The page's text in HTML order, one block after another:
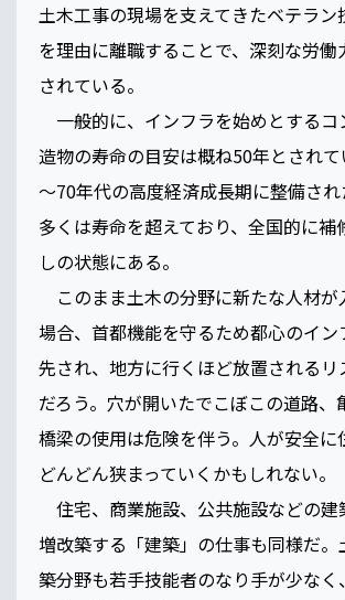
土木工事の現場を支えてきたベテラン
を理由に離職することで、深刻な労働
されている。
一般的に、インフラを始めとするコ
造物の寿命の目安は概ね50年とされ
～70年代の高度経済成長期に整備さ
多くは寿命を超えており、全国的に補
しの状態にある。
このまま土木の分野に新たな人材が
場合、首都機能を守るため都心のイン
先され、地方に行くほど放置されるリ
だろう。穴が開いたでこぼこの道路、
橋梁の使用は危険を伴う。人が安全に
どんどん狭まっていくかもしれない。
住宅、商業施設、公共施設などの建
増改築する「建築」の仕事も同様だ
築分野も若手技能者のなり手が少な